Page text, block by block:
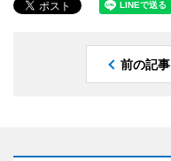
前の記事